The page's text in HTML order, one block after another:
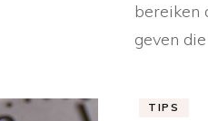
bereiken
geven
TIPS